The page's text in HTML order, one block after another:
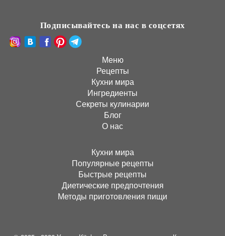
Подписывайтесь на нас в соцсетях
Меню
Рецепты
Кухни мира
Ингредиенты
Секреты кулинарии
Блог
О нас
Кухни мира
Популярные рецепты
Быстрые рецепты
Диетические предпочтения
Методы приготовления пищи